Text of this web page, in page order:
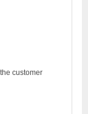
customer